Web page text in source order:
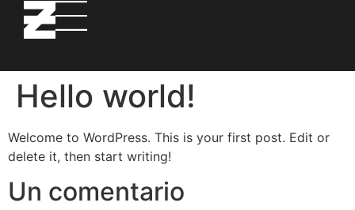
Hello world!
Welcome to WordPress. This is your first post. Edit or
delete it, then start writing!
Un comentario